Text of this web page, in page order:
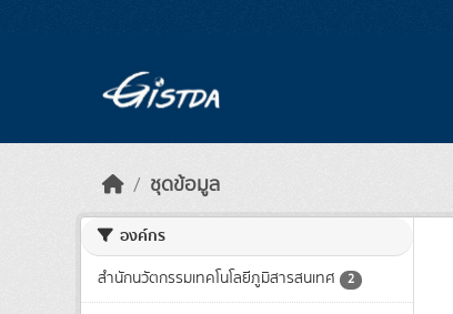
ชุดข้อมูล
องค์กร
สำนักนวัตกรรมเทคโนโลยีภูมิสารสนเทศ 2